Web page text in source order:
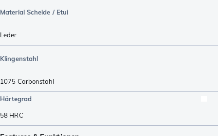
Material Scheide / Etui
Leder
Klingenstahl
1075 Carbonstahl
Härtegrad
58 HRC